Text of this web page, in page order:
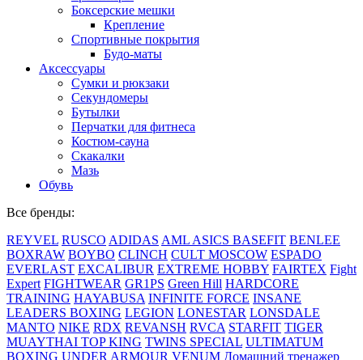
Боксерские мешки
Крепление
Спортивные покрытия
Будо-маты
Аксессуары
Сумки и рюкзаки
Секундомеры
Бутылки
Перчатки для фитнеса
Костюм-сауна
Скакалки
Мазь
Обувь
Все бренды:
REYVEL RUSCO ADIDAS AML ASICS BASEFIT BENLEE
BOXRAW BOYBO CLINCH CULT MOSCOW ESPADO
EVERLAST EXCALIBUR EXTREME HOBBY FAIRTEX Fight
Expert FIGHTWEAR GR1PS Green Hill HARDCORE
TRAINING HAYABUSA INFINITE FORCE INSANE
LEADERS BOXING LEGION LONESTAR LONSDALE
MANTO NIKE RDX REVANSH RVCA STARFIT TIGER
MUAYTHAI TOP KING TWINS SPECIAL ULTIMATUM
BOXING UNDER ARMOUR VENUM Домашний тренажер